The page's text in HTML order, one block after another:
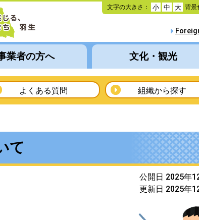
本
文
動
文字の大きさ： 小 中 大 背景
業者の方へ 文化・観光
よくある質問 組織から探す
て
公開日 2025年
更新日 2025年